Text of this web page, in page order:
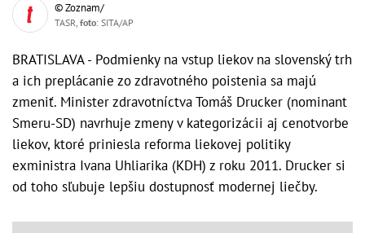
© Zoznam/
TASR, foto: SITA/AP
BRATISLAVA - Podmienky na vstup liekov na slovenský trh
a ich preplácanie zo zdravotného poistenia sa majú
zmeniť. Minister zdravotníctva Tomáš Drucker (nominant
Smeru-SD) navrhuje zmeny v kategorizácii aj cenotvorbe
liekov, ktoré priniesla reforma liekovej politiky
exministra Ivana Uhliarika (KDH) z roku 2011. Drucker si
od toho sľubuje lepšiu dostupnosť modernej liečby.